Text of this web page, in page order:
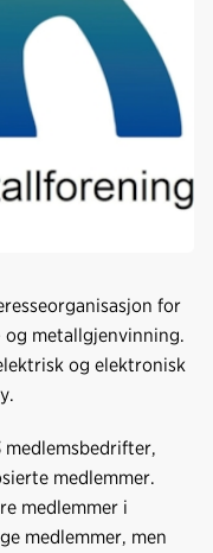
for
metallgjenvinning.
og elektronisk
medlemsbedrifter,
medlemmer.
medlemmer i
medlemmer, men